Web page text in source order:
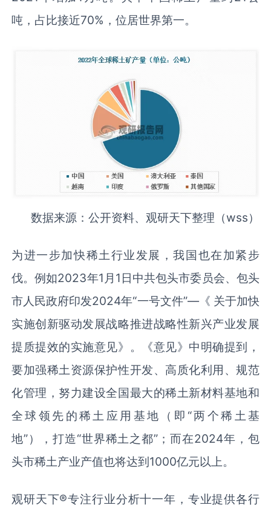
吨，占比接近70%，位居世界第一。
数据来源：公开资料、观研天下整理（wss）
为进一步加快稀土行业发展，我国也在加紧步
伐。例如2023年1月1日中共包头市委员会、包头
市人民政府印发2024年“一号文件”—《 关于加快
实施创新驱动发展战略推进战略性新兴产业发展
提质提效的实施意见》。《意见》中明确提到，
要加强稀土资源保护性开发、高质化利用、规范
化管理，努力建设全国最大的稀土新材料基地和
全球领先的稀土应用基地（即“两个稀土基
地”），打造“世界稀土之都”；而在2024年，包
头市稀土产业产值也将达到1000亿元以上。
观研天下®专注行业分析十一年，专业提供各行